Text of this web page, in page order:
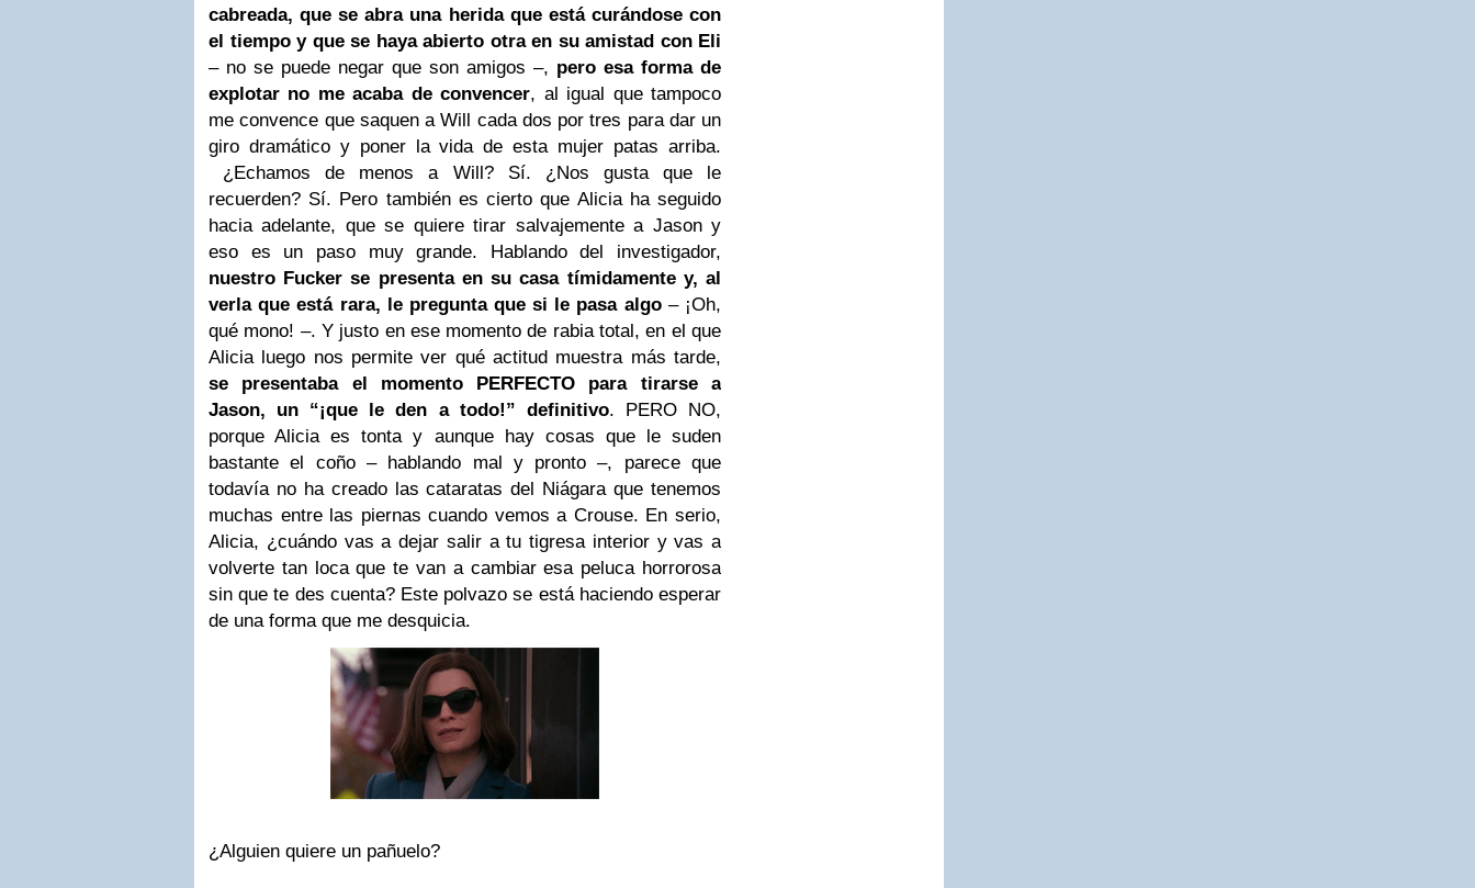
cabreada, que se abra una herida que está curándose con
el tiempo y que se haya abierto otra en su amistad con Eli
– no se puede negar que son amigos –, pero esa forma de
explotar no me acaba de convencer, al igual que tampoco
me convence que saquen a Will cada dos por tres para dar un
giro dramático y poner la vida de esta mujer patas arriba.
¿Echamos de menos a Will? Sí. ¿Nos gusta que le
recuerden? Sí. Pero también es cierto que Alicia ha seguido
hacia adelante, que se quiere tirar salvajemente a Jason y
eso es un paso muy grande. Hablando del investigador,
nuestro Fucker se presenta en su casa tímidamente y, al
verla que está rara, le pregunta que si le pasa algo– ¡Oh,
qué mono! –. Y justo en ese momento de rabia total, en el que
Alicia luego nos permite ver qué actitud muestra más tarde,
se presentaba el momento PERFECTO para tirarse a
Jason, un “¡que le den a todo!” definitivo. PERO NO,
porque Alicia es tonta y aunque hay cosas que le suden
bastante el coño – hablando mal y pronto –, parece que
todavía no ha creado las cataratas del Niágara que tenemos
muchas entre las piernas cuando vemos a Crouse. En serio,
Alicia, ¿cuándo vas a dejar salir a tu tigresa interior y vas a
volverte tan loca que te van a cambiar esa peluca horrorosa
sin que te des cuenta? Este polvazo se está haciendo esperar
de una forma que me desquicia.
¿Alguien quiere un pañuelo?